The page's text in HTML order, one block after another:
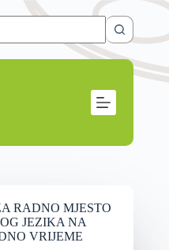
RADNO MJESTO
JEZIKA NA
VRIJEME